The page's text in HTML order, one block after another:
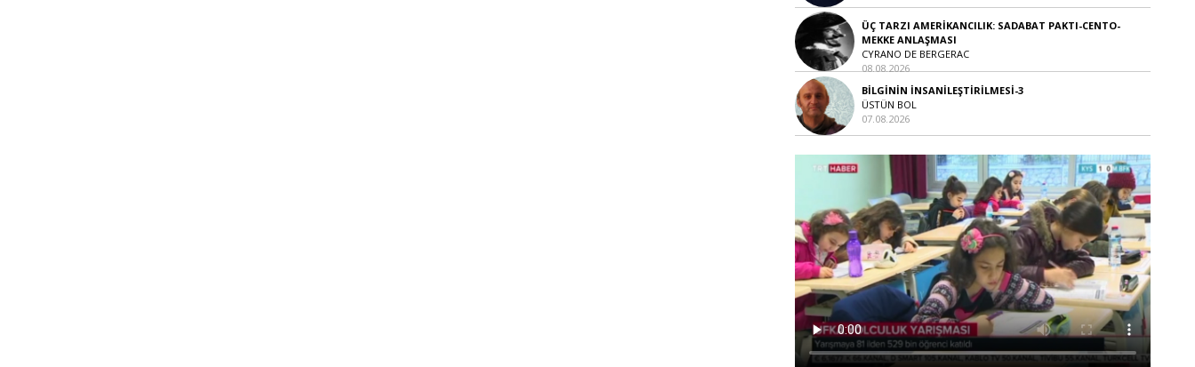
ÜÇ TARZI AMERİKANCILIK: SADABAT PAKTI-CENTO-
MEKKE ANLAŞMASI
CYRANO DE BERGERAC
08.08.2026
BİLGİNİN İNSANİLEŞTİRİLMESİ-3
ÜSTÜN BOL
07.08.2026